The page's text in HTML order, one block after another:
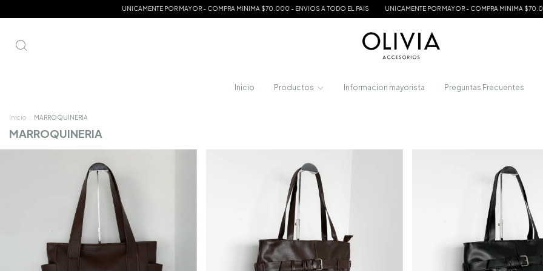
UNICAMENTE POR MAYOR - COMPRA MINIMA $70.000 - ENVIOS A TODO EL PAIS UNICAMENTE POR MAYOR - COMPRA MINIMA $70.000 - ENVIOS A TODO EL PAIS
Inicio Productos Informacion mayorista Preguntas Frecuentes
Inicio MARROQUINERIA
MARROQUINERIA